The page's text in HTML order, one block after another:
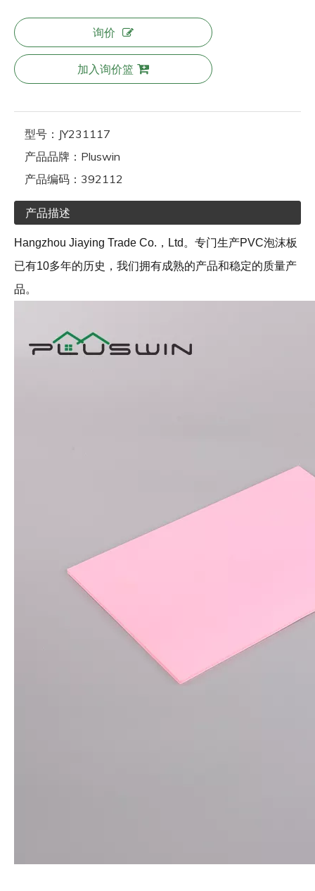
询价
加入询价篮
型号： JY231117
产品品牌： Pluswin
产品编码： 392112
产品描述
Hangzhou Jiaying Trade Co.，Ltd。专门生产PVC泡沫板
已有10多年的历史，我们拥有成熟的产品和稳定的质量产
品。